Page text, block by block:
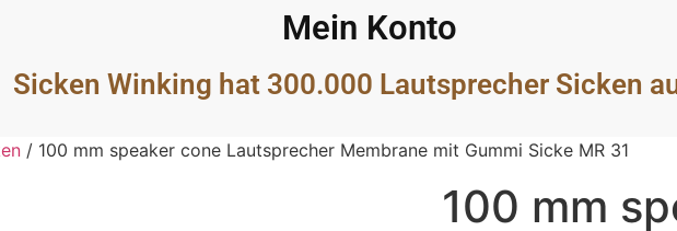
Mein Konto
Sicken Winking hat 300.000 Lautsprecher Sicken
/ 100 mm speaker cone Lautsprecher Membrane mit Gummi Sicke MR 31
100 mm